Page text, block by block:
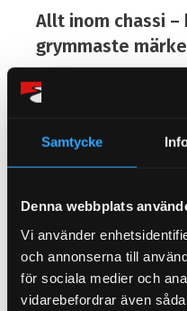
Samtycke
Denna webbplats
Vi använder
och annonserna till
för sociala medier och
vidarebefordrar även
Allt inom chassi
grymmaste
Chassi är stommen
räknas styranordning
chassi för maximal
kunna köra säkert och
Vi har ett av Sveriges
sänkfjädrar,
bästa möjliga
tappa inte greppet.